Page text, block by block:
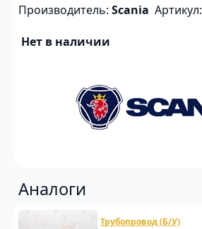
Производитель: Scania Артикул:
Нет в наличии
Аналоги
Трубопровод (Б/У)